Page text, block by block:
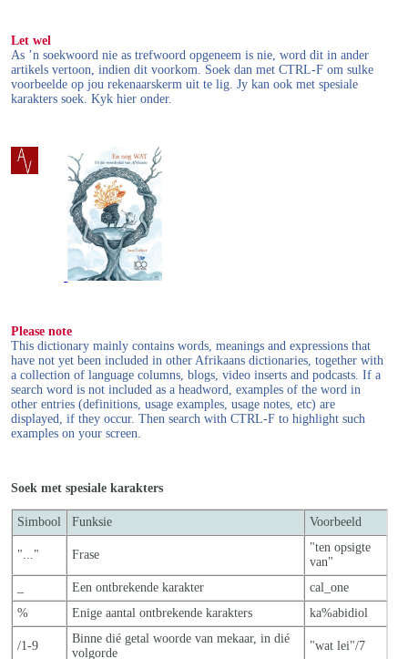
Let wel
As ’n soekwoord nie as trefwoord opgeneem is nie, word dit in ander
artikels vertoon, indien dit voorkom. Soek dan met CTRL-F om sulke
voorbeelde op jou rekenaarskerm uit te lig. Jy kan ook met spesiale
karakters soek. Kyk hier onder.
Please note
This dictionary mainly contains words, meanings and expressions that
have not yet been included in other Afrikaans dictionaries, together with
a collection of language columns, blogs, video inserts and podcasts. If a
search word is not included as a headword, examples of the word in
other entries (definitions, usage examples, usage notes, etc) are
displayed, if they occur. Then search with CTRL-F to highlight such
examples on your screen.
Soek met spesiale karakters
Simbool Funksie Voorbeeld
"..." Frase
"ten opsigte
van"
Een ontbrekende karakter
cal_one
%
Enige aantal ontbrekende karakters ka%abidiol
/1-9
Binne dié getal woorde van mekaar, in dié
volgorde
"wat lei"/7